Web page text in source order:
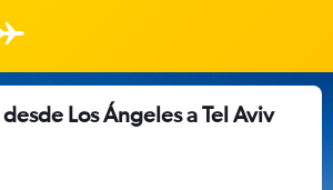
Los Ángeles a Tel Aviv